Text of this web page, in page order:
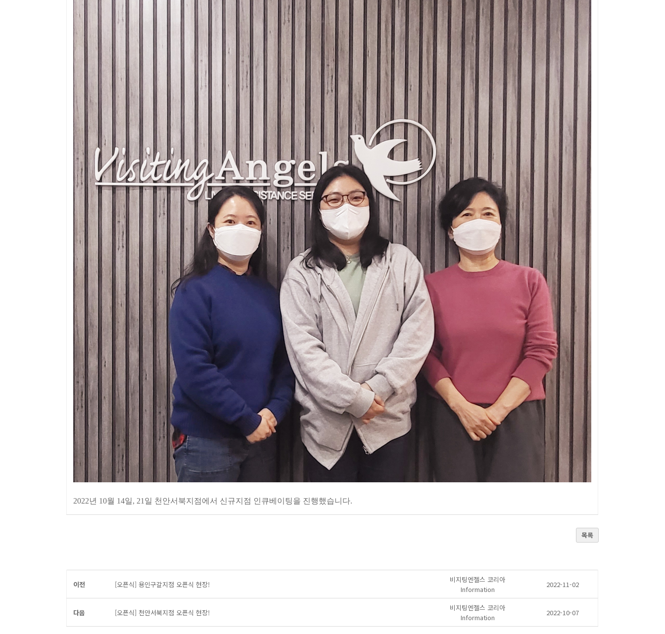
2022년 10월 14일, 21일 천안서북지점에서 신규지점 인큐베이팅을 진행했습니다.
목록
이전 [오픈식] 용인구갈지점 오픈식 현장!
비지팅엔젤스 코리아
Information
2022-11-02
다음 [오픈식] 천안서북지점 오픈식 현장!
비지팅엔젤스 코리아
Information
2022-10-07